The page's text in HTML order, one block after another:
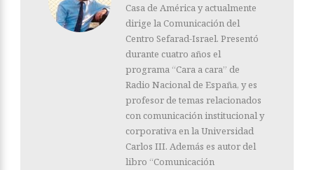
Casa de América y actualmente
dirige la Comunicación del
Centro Sefarad-Israel. Presentó
durante cuatro años el
programa “Cara a cara” de
Radio Nacional de España, y es
profesor de temas relacionados
con comunicación institucional y
corporativa en la Universidad
Carlos III. Además es autor del
libro “Comunicación